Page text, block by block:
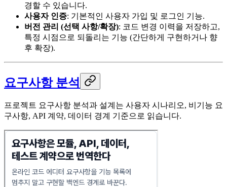
경할 수 있습니다.
사용자 인증: 기본적인 사용자 가입 및 로그인 기능.
버전 관리 (선택 사항/확장): 코드 변경 이력을 저장하고,
특정 시점으로 되돌리는 기능 (간단하게 구현하거나 향
후 확장).
요구사항 분석
프로젝트 요구사항 분석과 설계는 사용자 시나리오, 비기능 요
구사항, API 계약, 데이터 경계 기준으로 읽습니다.